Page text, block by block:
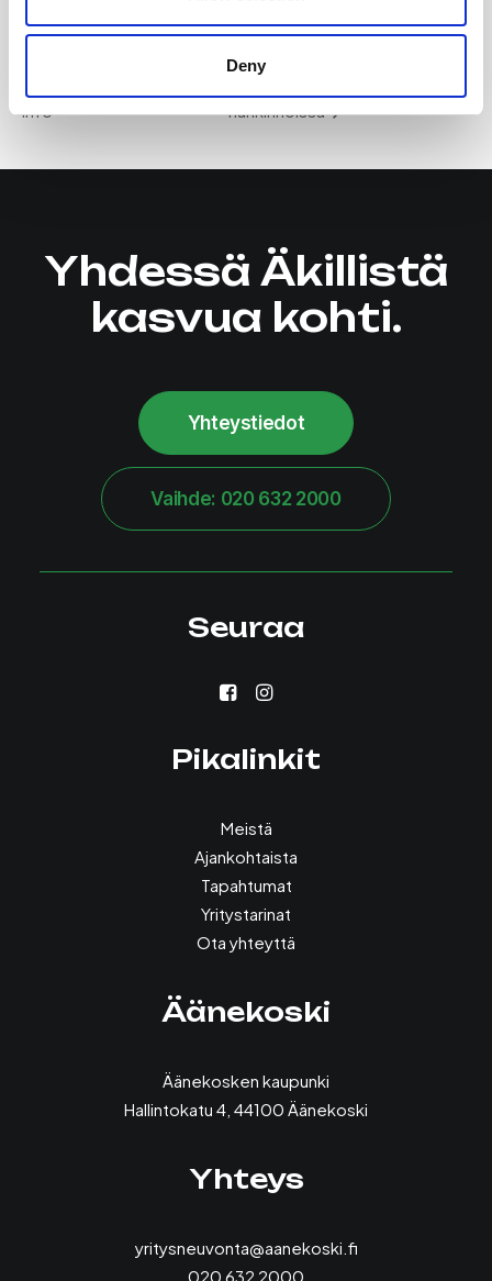
Deny
info
Vastuullisuuskriteerit julkisissa
hankinnoissa
Yhdessä Äkillistä
kasvua kohti.
Yhteystiedot
Vaihde: 020 632 2000
Seuraa
Pikalinkit
Meistä
Ajankohtaista
Tapahtumat
Yritystarinat
Ota yhteyttä
Äänekoski
Äänekosken kaupunki
Hallintokatu 4, 44100 Äänekoski
Yhteys
yritysneuvonta@aanekoski.fi
020 632 2000